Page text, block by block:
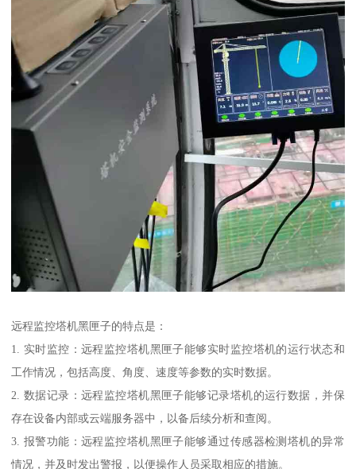
远程监控塔机黑匣子的特点是：
1. 实时监控：远程监控塔机黑匣子能够实时监控塔机的运行状态和
工作情况，包括高度、角度、速度等参数的实时数据。
2. 数据记录：远程监控塔机黑匣子能够记录塔机的运行数据，并保
存在设备内部或云端服务器中，以备后续分析和查阅。
3. 报警功能：远程监控塔机黑匣子能够通过传感器检测塔机的异常
情况，并及时发出警报，以便操作人员采取相应的措施。